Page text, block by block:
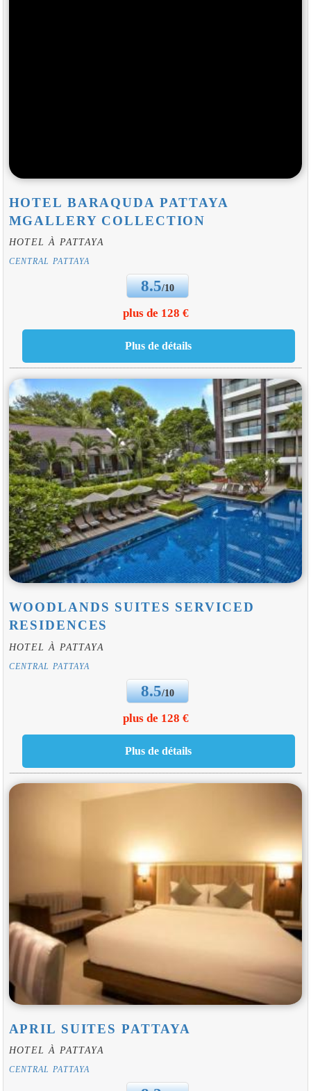
HOTEL BARAQUDA PATTAYA
MGALLERY COLLECTION
HOTEL À PATTAYA
CENTRAL PATTAYA
8.5/10
plus de 128 €
WOODLANDS SUITES SERVICED
RESIDENCES
HOTEL À PATTAYA
CENTRAL PATTAYA
8.5/10
plus de 128 €
APRIL SUITES PATTAYA
HOTEL À PATTAYA
CENTRAL PATTAYA